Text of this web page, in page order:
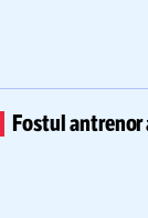
Fostul